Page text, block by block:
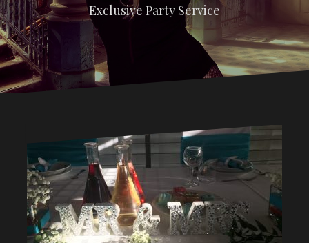
Exclusive Party Service